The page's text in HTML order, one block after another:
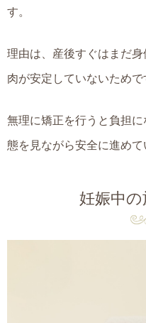
す。
理由は、産後すぐはまだ
肉が安定していないためで
無理に矯正を行うと負担
態を見ながら安全に進めて
妊娠中